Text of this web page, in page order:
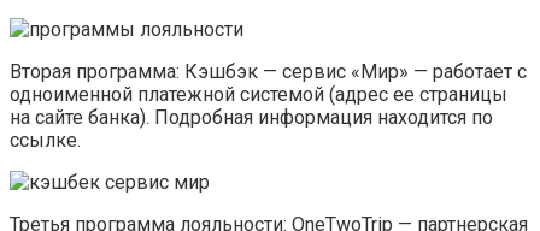
Вторая программа: Кэшбэк — сервис «Мир» — работает с
одноименной платежной системой (адрес ее страницы
на сайте банка). Подробная информация находится по
ссылке.
Третья программа лояльности: OneTwoTrip — партнерская